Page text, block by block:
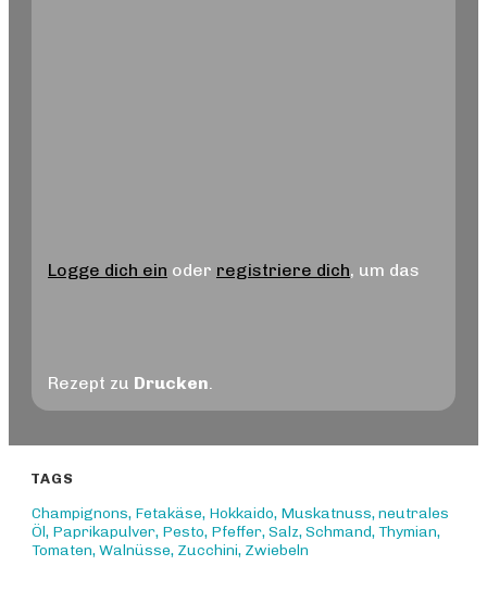
Logge dich ein oder registriere dich, um das
Rezept zu Drucken.
TAGS
Champignons, Fetakäse, Hokkaido, Muskatnuss,neutrales
Öl, Paprikapulver, Pesto, Pfeffer,Salz,Schmand,Thymian,
Tomaten,Walnüsse, Zucchini, Zwiebeln